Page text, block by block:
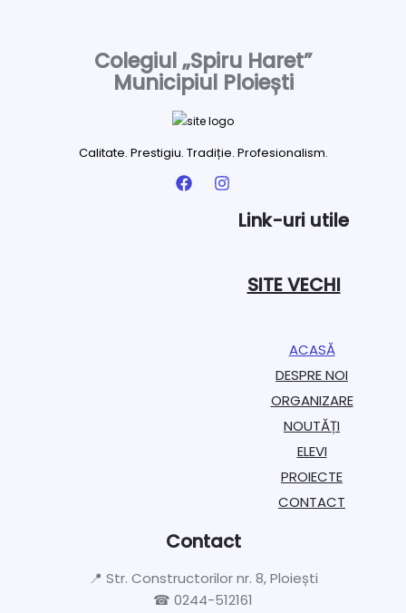
Colegiul „Spiru Haret”
Municipiul Ploiești
Calitate. Prestigiu. Tradiție. Profesionalism.
Link-uri utile
SITE VECHI
ACASĂ
DESPRE NOI
ORGANIZARE​
NOUTĂȚI
ELEVI
PROIECTE​
CONTACT
Contact
📍 Str. Constructorilor nr. 8, Ploiești
☎ 0244-512161